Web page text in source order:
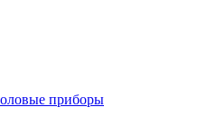
приборы